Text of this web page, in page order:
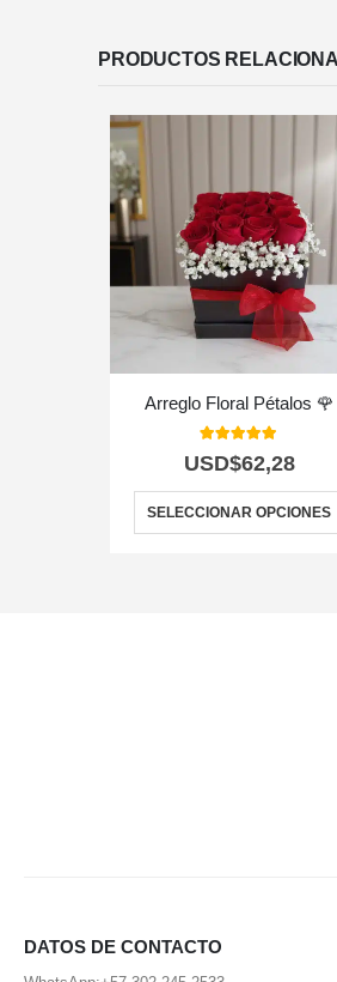
PRODUCTOS
Arreglo Floral Pétalos 🌹
USD$62,28
SELECCIONAR OPCIONES
DATOS DE CONTACTO